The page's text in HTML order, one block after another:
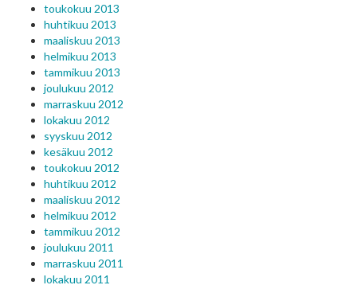
toukokuu 2013
huhtikuu 2013
maaliskuu 2013
helmikuu 2013
tammikuu 2013
joulukuu 2012
marraskuu 2012
lokakuu 2012
syyskuu 2012
kesäkuu 2012
toukokuu 2012
huhtikuu 2012
maaliskuu 2012
helmikuu 2012
tammikuu 2012
joulukuu 2011
marraskuu 2011
lokakuu 2011